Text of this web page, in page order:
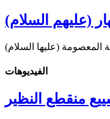
(عليهم السلام)
المعصومة (عليها السلام)
الفیدیوهات
منقطع النظير